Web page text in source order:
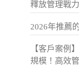
釋放管理戰力
2026年推薦
【客戶案例
規模！高效